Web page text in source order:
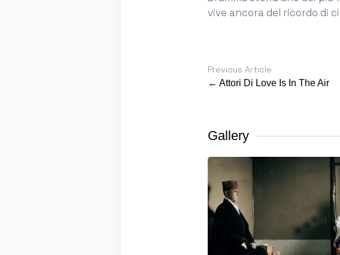
vive ancora del ricordo di
Previous Article
← Attori Di Love Is In The Air
Gallery